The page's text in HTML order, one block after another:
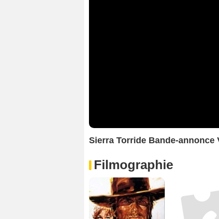
Sierra Torride Bande-annonce
Filmographie